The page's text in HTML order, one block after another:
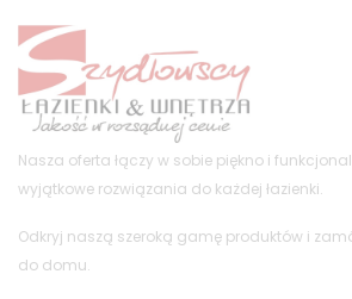
Nasza oferta łączy w sobie piękno i
wyjątkowe rozwiązania do każdej łazienki.
Odkryj naszą szeroką gamę produktów i
do domu.